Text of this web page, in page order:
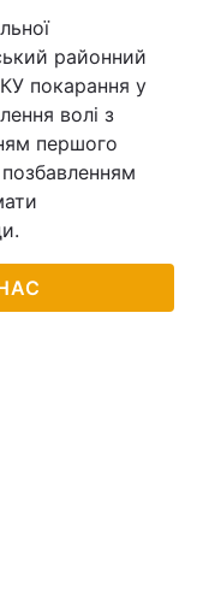
районний
покарання у
волі з
першого